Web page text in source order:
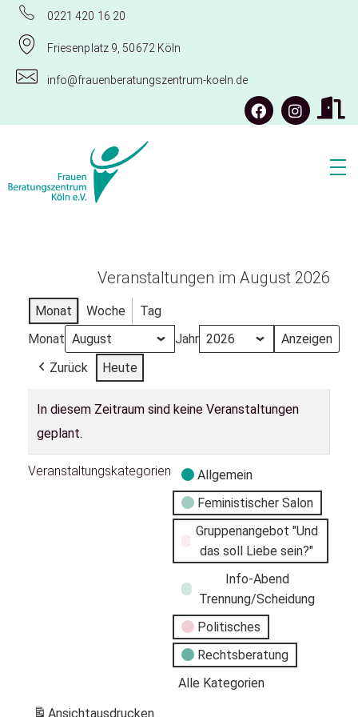
0221 420 16 20
Friesenplatz 9, 50672 Köln
info@frauenberatungszentrum-koeln.de
Veranstaltungen im August 2026
Monat Woche
Tag
Monat
Jahr
Zurück
Heute
In diesem Zeitraum sind keine Veranstaltungen
geplant.
Veranstaltungskategorien
Allgemein
Feministischer Salon
Gruppenangebot "Und
das soll Liebe sein?"
Info-Abend
Trennung/Scheidung
Politisches
Rechtsberatung
Alle Kategorien
Ansichtausdrucken